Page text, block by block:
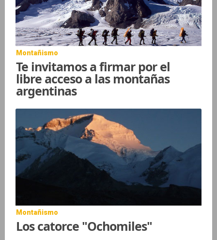
Montañismo
Te invitamos a firmar por el
libre acceso a las montañas
argentinas
Montañismo
Los catorce "Ochomiles"